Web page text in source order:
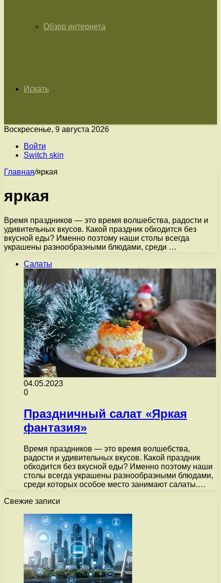
Обзор интернета
Искать
Воскресенье, 9 августа 2026
Войти
Switch skin
Главная/яркая
яркая
Время праздников — это время волшебства, радости и
удивительных вкусов. Какой праздник обходится без
вкусной еды? Именно поэтому наши столы всегда
украшены разнообразными блюдами, среди …
Салаты
04.05.2023
0
Праздничный салат «Яркая
фантазия»
Время праздников — это время волшебства,
радости и удивительных вкусов. Какой праздник
обходится без вкусной еды? Именно поэтому наши
столы всегда украшены разнообразными блюдами,
среди которых особое место занимают салаты.…
Свежие записи